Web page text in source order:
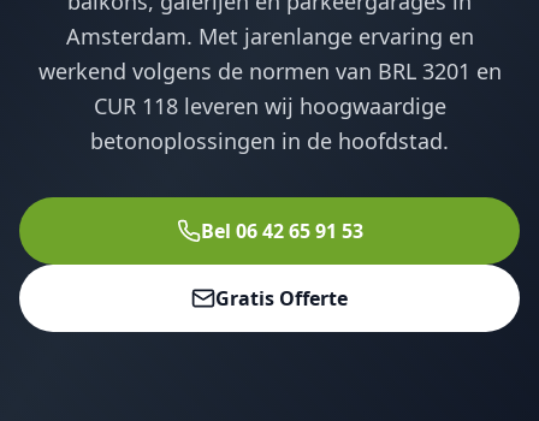
Amsterdam. Met jarenlange ervaring en
werkend volgens de normen van BRL 3201 en
CUR 118 leveren wij hoogwaardige
betonoplossingen in de hoofdstad.
Bel 06 42 65 91 53
Gratis Offerte